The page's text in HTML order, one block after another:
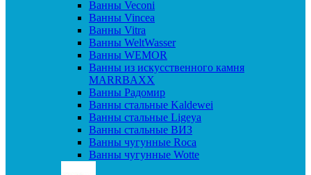
Ванны Veconi
Ванны Vincea
Ванны Vitra
Ванны WeltWasser
Ванны WEMOR
Ванны из искусственного камня
MARRBAXX
Ванны Радомир
Ванны стальные Kaldewei
Ванны стальные Ligeya
Ванны стальные ВИЗ
Ванны чугунные Roca
Ванны чугунные Wotte